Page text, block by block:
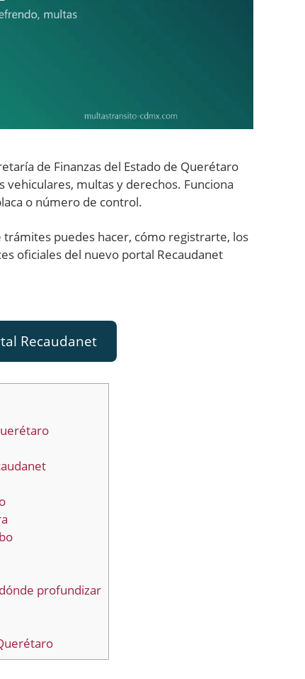
de Finanzas del Estado de Querétaro
multas y derechos. Funciona
o número de control.
trámites puedes hacer, cómo registrarte, los
oficiales del nuevo portal Recaudanet
Recaudanet
profundizar